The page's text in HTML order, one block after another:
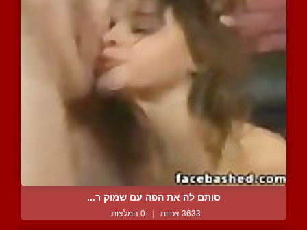
סותם לה את הפה עם שמוק ר...
3633 צפיות | 0 המלצות